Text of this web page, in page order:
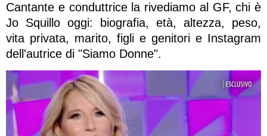
Cantante e conduttrice la rivediamo al GF, chi è
Jo Squillo oggi: biografia, età, altezza, peso,
vita privata, marito, figli e genitori e Instagram
dell'autrice di "Siamo Donne".